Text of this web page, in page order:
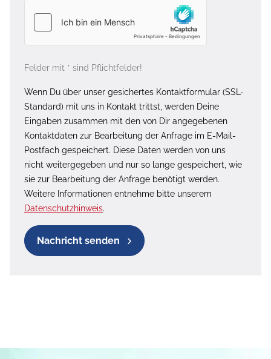
Felder mit * sind Pflichtfelder!
Wenn Du über unser gesichertes Kontaktformular (SSL-
Standard) mit uns in Kontakt trittst, werden Deine
Eingaben zusammen mit den von Dir angegebenen
Kontaktdaten zur Bearbeitung der Anfrage im E-Mail-
Postfach gespeichert. Diese Daten werden von uns
nicht weitergegeben und nur so lange gespeichert, wie
sie zur Bearbeitung der Anfrage benötigt werden.
Weitere Informationen entnehme bitte unserem
Datenschutzhinweis.
Nachricht senden